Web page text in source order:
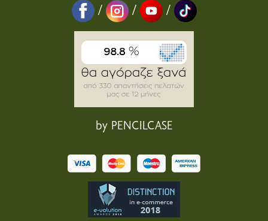
/ / /
by PENCILCASE